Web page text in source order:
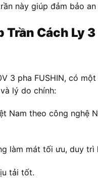
này giúp đảm bảo
Trần Cách Ly 3
3 pha FUSHIN, có
lý do chính:
Nam theo công nghệ
làm mát tối ưu, duy trì
tải tốt.